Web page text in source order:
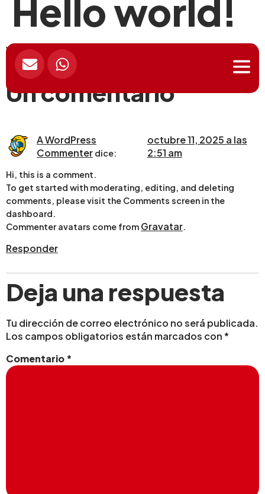
Hello world!
Welcome to WordPress. This is your first post. Edit or
delete it, then start writing!
Un comentario
A WordPress
Commenter dice:
octubre 11, 2025 a las
2:51 am
Hi, this is a comment.
To get started with moderating, editing, and deleting
comments, please visit the Comments screen in the
dashboard.
Commenter avatars come from Gravatar.
Responder
Deja una respuesta
Tu dirección de correo electrónico no será publicada.
Los campos obligatorios están marcados con*
Comentario*